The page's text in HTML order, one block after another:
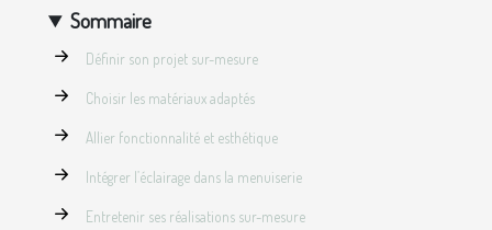
Sommaire
Définir son projet sur-mesure
Choisir les matériaux adaptés
Allier fonctionnalité et esthétique
Intégrer l’éclairage dans la menuiserie
Entretenir ses réalisations sur-mesure